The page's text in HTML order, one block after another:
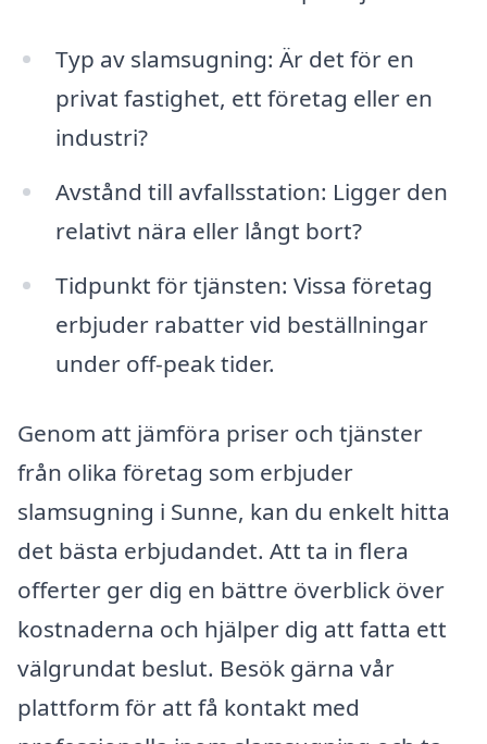
Typ av slamsugning: Är det för en
privat fastighet, ett företag eller en
industri?
Avstånd till avfallsstation: Ligger den
relativt nära eller långt bort?
Tidpunkt för tjänsten: Vissa företag
erbjuder rabatter vid beställningar
under off-peak tider.
Genom att jämföra priser och tjänster
från olika företag som erbjuder
slamsugning i Sunne, kan du enkelt hitta
det bästa erbjudandet. Att ta in flera
offerter ger dig en bättre överblick över
kostnaderna och hjälper dig att fatta ett
välgrundat beslut. Besök gärna vår
plattform för att få kontakt med